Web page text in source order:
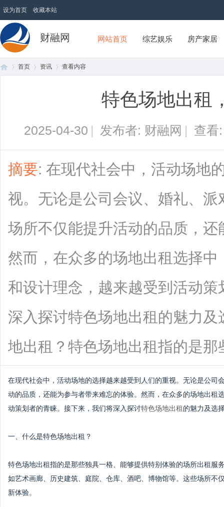
设为首页 收藏本站
财融网 网站首页 综艺娱乐 房产家居
首页 资讯 查看内容
特色场地出租
2025-04-30 | 发布者: 财融网 | 查
摘要: 在现代社会中，活动场地
视。无论是公司会议、婚礼、
场所不仅能提升活动的品质，
然而，在众多的场地出租选择
和设计理念，越来越受到活动
深入探讨特色场地出租的魅力
地出租？特色场地出租指的是那
在现代社会中，活动场地的选择越来越受到人们的重视。无论是公司
动的品质，还能为参与者带来难忘的体验。然而，在众多的场地出租
动策划者的青睐。接下来，我们将深入探讨特色场地出租的魅力及选
一、什么是特色场地出租？
特色场地出租指的是那些独具一格、能够提供特别体验的场所出租服
如艺术画廊、历史建筑、庭院、仓库、酒吧、博物馆等。这些场所不
新体验。